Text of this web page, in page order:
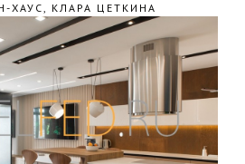
ХАУС, КЛАРА ЦЕТКИНА